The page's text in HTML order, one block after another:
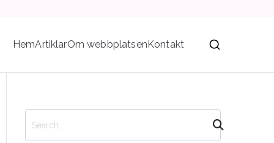
HemArtiklarOm webbplatsenKontakt